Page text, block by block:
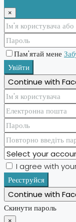
×
Пам'ятай мене
Увійти
Continue with
I agree with
Реєструйся
Continue with
Скинути пароль
×